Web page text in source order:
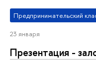
Предпринимательский
23 января
Презентация -